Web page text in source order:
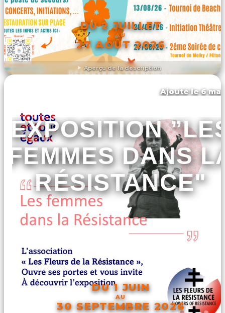
Aperçu de la description
DU 2 JUILLET
AU
27 AOÛT 2026
DÉCOUVRIR L'ÉVÉNEMENT
Ajouté le 6
EXPOSITION
FEMMES DANS
RÉSISTANCE"
DU 1 JUIN
AU
30 SEPTEMBRE 2026